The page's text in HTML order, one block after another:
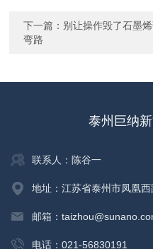
下一篇： 别让操作毁了石墨
弯路
泰州巨纳
联系人：陈谷一
地址：江苏省泰州市凤凰
邮箱：
电话：021-56830191